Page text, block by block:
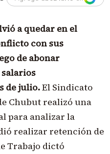
a quedar en el
con sus
de abonar
salarios
de julio.El Sindicato
Chubut realizó una
para analizar la
realizar retención de
Trabajo dictó